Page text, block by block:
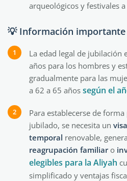
arqueológicos y festivales
💡 Información importante
La edad legal de jubilación
años para los hombres y
gradualmente para las
a 62 a 65 años según el
Para establecerse de
jubilado, se necesita un
temporal renovable,
reagrupación familiaro
elegibles para la Aliyah
simplificado y ventajas